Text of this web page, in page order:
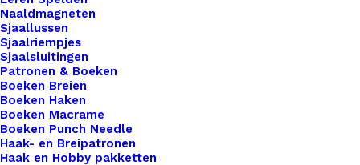
Naaldmagneten
Sjaallussen
Sjaalriempjes
Sjaalsluitingen
Patronen & Boeken
Boeken Breien
Boeken Haken
Boeken Macrame
Boeken Punch Needle
Haak- en Breipatronen
Haak en Hobby pakketten
Onze producten worden met zorg en precisie
vervaardigd met behulp van moderne 3D-print
technologie. Dit stelt ons in staat om unieke
ontwerpen te creëren met oog voor detail,
kwaliteit en functionaliteit. Elk item wordt laag
voor laag opgebouwd, wat zorgt voor een
bijzonder en eigentijds karakter dat je niet snel